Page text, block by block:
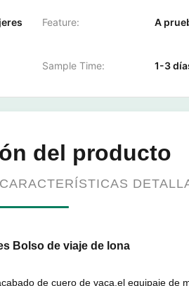
Feature: A
Sample Time: 1-3
del producto
Bolso de viaje de lona
de cuero de vaca.el equipaje de